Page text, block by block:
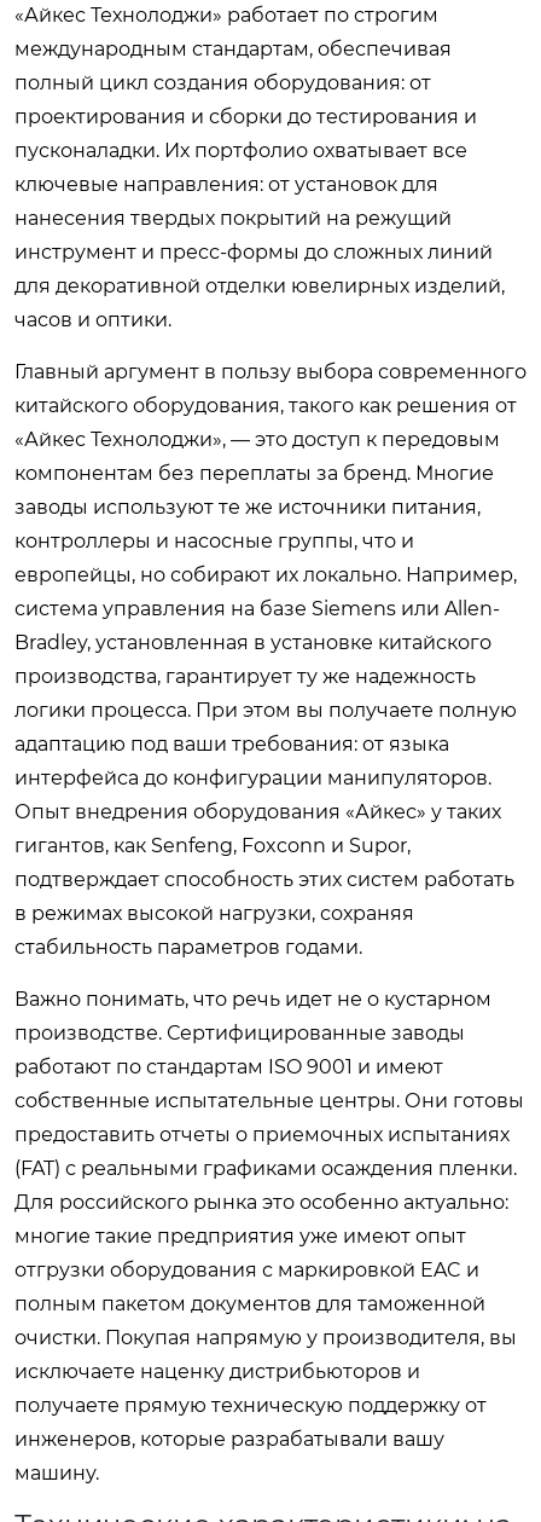
«Айкес Технолоджи» работает по строгим
международным стандартам, обеспечивая
полный цикл создания оборудования: от
проектирования и сборки до тестирования и
пусконаладки. Их портфолио охватывает все
ключевые направления: от установок для
нанесения твердых покрытий на режущий
инструмент и пресс-формы до сложных линий
для декоративной отделки ювелирных изделий,
часов и оптики.
Главный аргумент в пользу выбора современного
китайского оборудования, такого как решения от
«Айкес Технолоджи», — это доступ к передовым
компонентам без переплаты за бренд. Многие
заводы используют те же источники питания,
контроллеры и насосные группы, что и
европейцы, но собирают их локально. Например,
система управления на базе Siemens или Allen-
Bradley, установленная в установке китайского
производства, гарантирует ту же надежность
логики процесса. При этом вы получаете полную
адаптацию под ваши требования: от языка
интерфейса до конфигурации манипуляторов.
Опыт внедрения оборудования «Айкес» у таких
гигантов, как Senfeng, Foxconn и Supor,
подтверждает способность этих систем работать
в режимах высокой нагрузки, сохраняя
стабильность параметров годами.
Важно понимать, что речь идет не о кустарном
производстве. Сертифицированные заводы
работают по стандартам ISO 9001 и имеют
собственные испытательные центры. Они готовы
предоставить отчеты о приемочных испытаниях
(FAT) с реальными графиками осаждения пленки.
Для российского рынка это особенно актуально:
многие такие предприятия уже имеют опыт
отгрузки оборудования с маркировкой EAC и
полным пакетом документов для таможенной
очистки. Покупая напрямую у производителя, вы
исключаете наценку дистрибьюторов и
получаете прямую техническую поддержку от
инженеров, которые разрабатывали вашу
машину.